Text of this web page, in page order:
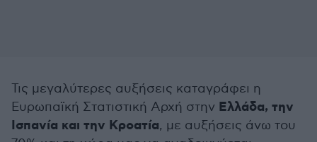
Τις μεγαλύτερες αυξήσεις καταγράφει η
Ευρωπαϊκή Στατιστική Αρχή στην Ελλάδα, την
Ισπανία και την Κροατία, με αυξήσεις άνω του